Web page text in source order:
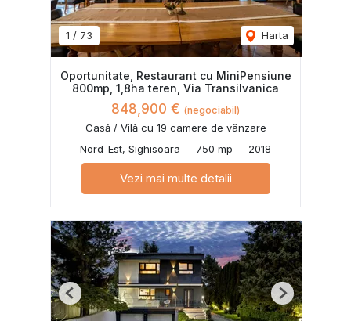
1 / 73 Harta
Oportunitate, Restaurant cu MiniPensiune
800mp, 1,8ha teren, Via Transilvanica
848,900 € (negociabil)
Casă / Vilă cu 19 camere de vânzare
Nord-Est, Sighisoara
750 mp 2018
Vezi mai multe detalii
Previous Next